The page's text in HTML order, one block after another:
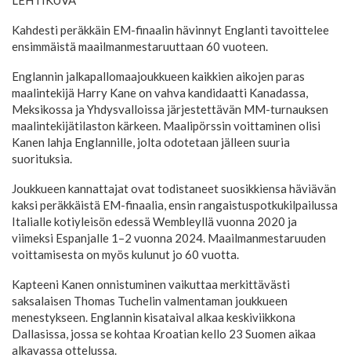
Kahdesti peräkkäin EM-finaalin hävinnyt Englanti tavoittelee
ensimmäistä maailmanmestaruuttaan 60 vuoteen.
Englannin jalkapallomaajoukkueen kaikkien aikojen paras
maalintekijä Harry Kane on vahva kandidaatti Kanadassa,
Meksikossa ja Yhdysvalloissa järjestettävän MM-turnauksen
maalintekijätilaston kärkeen. Maalipörssin voittaminen olisi
Kanen lahja Englannille, jolta odotetaan jälleen suuria
suorituksia.
Joukkueen kannattajat ovat todistaneet suosikkiensa häviävän
kaksi peräkkäistä EM-finaalia, ensin rangaistuspotkukilpailussa
Italialle kotiyleisön edessä Wembleyllä vuonna 2020 ja
viimeksi Espanjalle 1–2 vuonna 2024. Maailmanmestaruuden
voittamisesta on myös kulunut jo 60 vuotta.
Kapteeni Kanen onnistuminen vaikuttaa merkittävästi
saksalaisen Thomas Tuchelin valmentaman joukkueen
menestykseen. Englannin kisataival alkaa keskiviikkona
Dallasissa, jossa se kohtaa Kroatian kello 23 Suomen aikaa
alkavassa ottelussa.